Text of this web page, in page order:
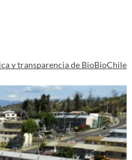
y transparencia de BioBioChile